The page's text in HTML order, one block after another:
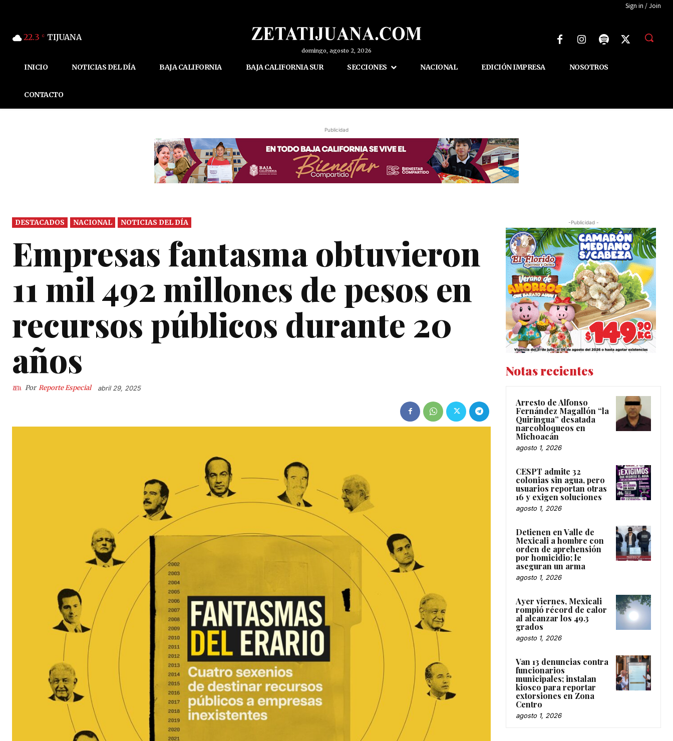
Sign in / Join
22.3 C TIJUANA
domingo, agosto 2, 2026
INICIO NOTICIAS DEL DÍA BAJA CALIFORNIA BAJA CALIFORNIA SUR SECCIONES NACIONAL EDICIÓN IMPRESA NOSOTROS
CONTACTO
Publicidad
DESTACADOS NACIONAL NOTICIAS DEL DÍA
Empresas fantasma obtuvieron
11 mil 492 millones de pesos en
recursos públicos durante 20
años
Por Reporte Especial abril 29, 2025
-Publicidad -
Notas recientes
Arresto de Alfonso
Fernández Magallón “la
Quiringua” desatada
narcobloqueos en
Michoacán
agosto 1, 2026
CESPT admite 32
colonias sin agua, pero
usuarios reportan otras
16 y exigen soluciones
agosto 1, 2026
Detienen en Valle de
Mexicali a hombre con
orden de aprehensión
por homicidio; le
aseguran un arma
agosto 1, 2026
Ayer viernes, Mexicali
rompió récord de calor
al alcanzar los 49.3
grados
agosto 1, 2026
Van 13 denuncias contra
funcionarios
municipales; instalan
kiosco para reportar
extorsiones en Zona
Centro
agosto 1, 2026